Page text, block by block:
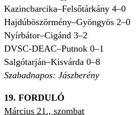
Kazincbarcika–Felsőtárkány 4–0
Hajdúböszörmény–Gyöngyös 2–0
Nyírbátor–Cigánd 3–2
DVSC-DEAC–Putnok 0–1
Salgótarján–Kisvárda 0–8
Szabadnapos: Jászberény
19. FORDULÓ
Március 21., szombat